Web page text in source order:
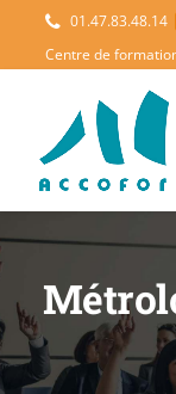
01.47.83.48.14
Centre de
ACCUEIL
FORMATION